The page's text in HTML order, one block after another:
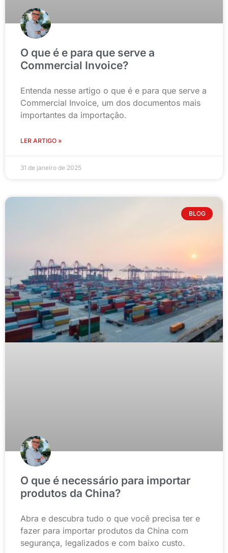
O que é e para que serve a
Commercial Invoice?
Entenda nesse artigo o que é e para que serve a
Commercial Invoice, um dos documentos mais
importantes da importação.
LER ARTIGO »
31 de janeiro de 2025
BLOG
O que é necessário para importar
produtos da China?
Abra e descubra tudo o que você precisa ter e
fazer para importar produtos da China com
segurança, legalizados e com baixo custo.